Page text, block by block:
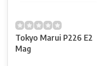
Tokyo Marui P226 E2
Mag